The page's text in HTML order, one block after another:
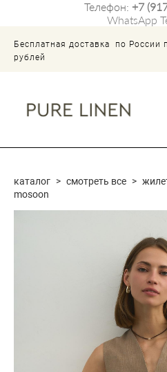
Телефон: +7
WhatsApp
Бесплатная доставка по России
рублей
каталог > смотреть все >
mosoon